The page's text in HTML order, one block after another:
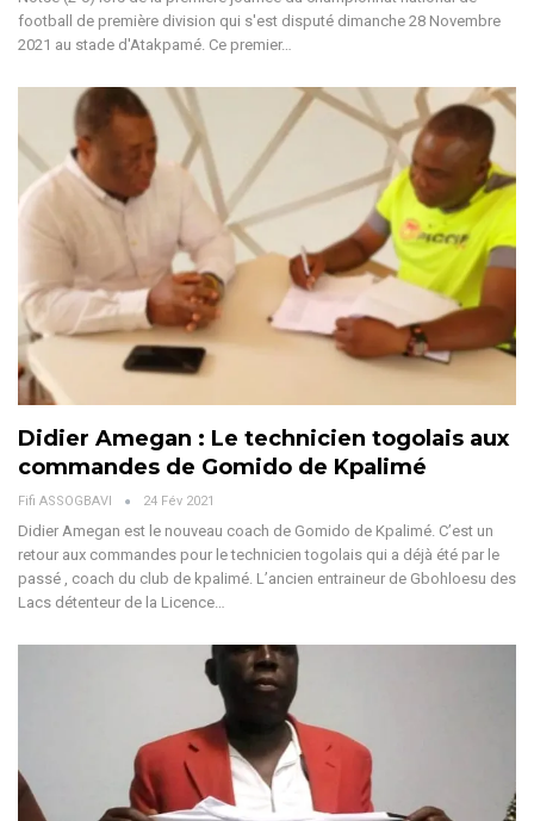
football de première division qui s'est disputé dimanche 28 Novembre
2021 au stade d'Atakpamé. Ce premier…
Didier Amegan : Le technicien togolais aux
commandes de Gomido de Kpalimé
Fifi ASSOGBAVI 24 Fév 2021
Didier Amegan est le nouveau coach de Gomido de Kpalimé. C’est un
retour aux commandes pour le technicien togolais qui a déjà été par le
passé , coach du club de kpalimé. L’ancien entraineur de Gbohloesu des
Lacs détenteur de la Licence…